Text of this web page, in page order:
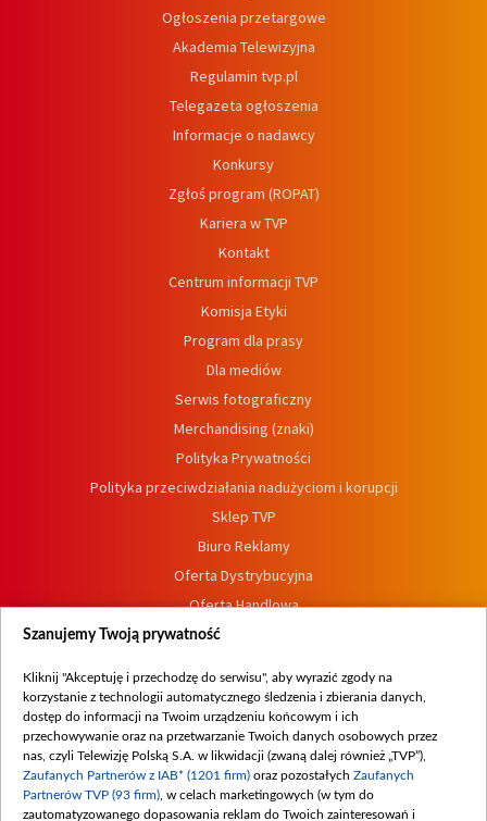
Ogłoszenia przetargowe
Akademia Telewizyjna
Regulamin tvp.pl
Telegazeta ogłoszenia
Informacje o nadawcy
Konkursy
Zgłoś program (ROPAT)
Kariera w TVP
Kontakt
Centrum informacji TVP
Komisja Etyki
Program dla prasy
Dla mediów
Serwis fotograficzny
Merchandising (znaki)
Polityka Prywatności
Polityka przeciwdziałania nadużyciom i korupcji
Sklep TVP
Biuro Reklamy
Oferta Dystrybucyjna
Oferta Handlowa
Dostępność
Procedura zgłoszeń wewnętrznych
Szanujemy Twoją prywatność
Kliknij "Akceptuję i przechodzę do serwisu", aby wyrazić zgody na
korzystanie z technologii automatycznego śledzenia i zbierania danych,
dostęp do informacji na Twoim urządzeniu końcowym i ich
przechowywanie oraz na przetwarzanie Twoich danych osobowych przez
nas, czyli Telewizję Polską S.A. w likwidacji (zwaną dalej również „TVP”),
Zaufanych Partnerów z IAB* (1201 firm) oraz pozostałych Zaufanych
Partnerów TVP (93 firm) , w celach marketingowych (w tym do
zautomatyzowanego dopasowania reklam do Twoich zainteresowań i